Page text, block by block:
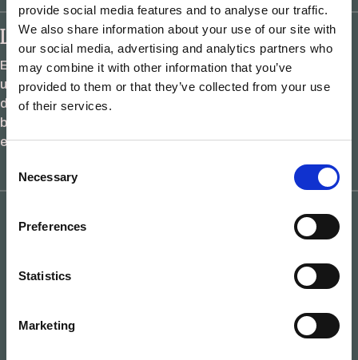
provide social media features and to analyse our traffic.
We also share information about your use of our site with
our social media, advertising and analytics partners who
may combine it with other information that you’ve
provided to them or that they’ve collected from your use
of their services.
Selection
Necessary
Preferences
Statistics
Marketing
La madera como material del futuro
Elegir ventanas de Iroko es apostar por un valor seguro. Es
unir la resistencia de un material milenario con la ingeniería
de precisión de sistemas como
buscas una vivienda que respire salud, diseño y
exclusividad, el Iroko no tiene rival.
¿Estás proyectando una vivienda singular o un hotel